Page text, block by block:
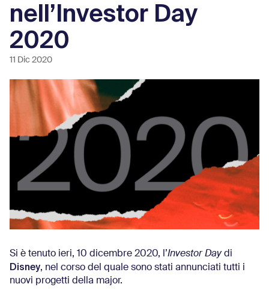
nell’Investor Day
2020
11 Dic 2020
Si è tenuto ieri, 10 dicembre 2020, l’Investor Daydi
Disney, nel corso del quale sono stati annunciati tutti i
nuovi progetti della major.